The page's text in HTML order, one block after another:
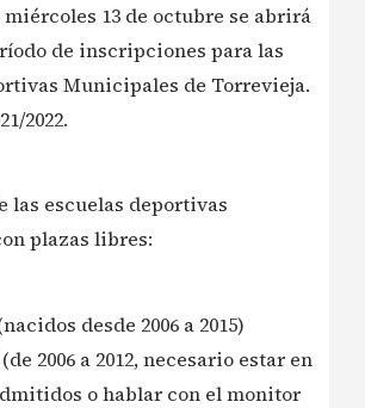
13 de octubre se abrirá
de inscripciones para las
Municipales de Torrevieja.
2022.
las escuelas deportivas
plazas libres:
desde 2006 a 2015)
(de 2006 a 2012, necesario estar en
o hablar con el monitor